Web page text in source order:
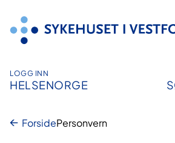
innhold
LOGG INN
HELSENORGE
ForsidePersonvern